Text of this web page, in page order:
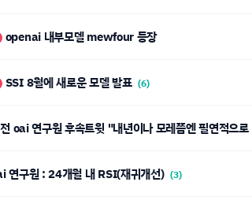
openai 내부모델 mewfour 등장
SSI 8월에 새로운 모델 발표 (6)
oai 연구원 후속트윗 "내년이나 모레쯤엔 필연적으
전 oai 연구원 : 24개월 내 RSI(재귀개선) (3)